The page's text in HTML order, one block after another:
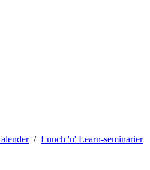
Lunch 'n' Learn-seminarier